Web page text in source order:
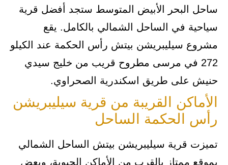
ساحل البحر الأبيض المتوسط ستجد أفضل قرية
سياحية في الساحل الشمالي بالكامل. يقع
مشروع سيليبريشن بيتش رأس الحكمة عند الكيلو
272 في مرسى مطروح قريب من خليج سيدي
حنيش على طريق اسكندرية الصحراوي.
الأماكن القريبة من قرية سيليبريشن
رأس الحكمة الساحل
تميزت قرية سيليبريشن بيتش الساحل الشمالي
بموقع ممتاز بالقرب من الأماكن الحيوية، وبعض